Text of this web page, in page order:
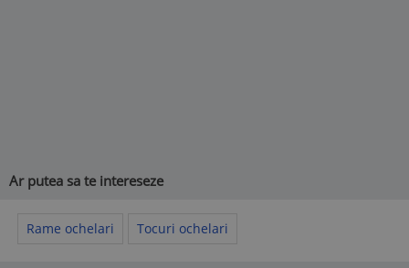
Ar putea sa te intereseze
Rame ochelari Tocuri ochelari